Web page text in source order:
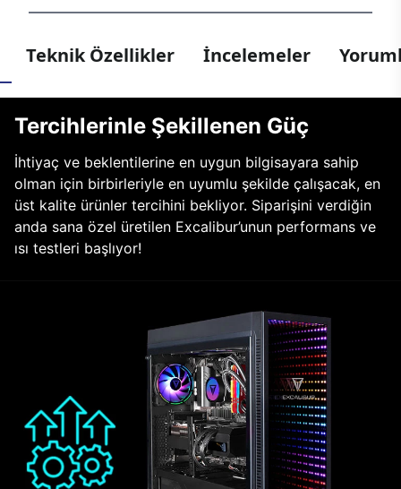
Teknik Özellikler İncelemeler
Tercihlerinle Şekillenen Güç
İhtiyaç ve beklentilerine en uygun bilgisayara sahip
olman için birbirleriyle en uyumlu şekilde çalışacak, en
üst kalite ürünler tercihini bekliyor. Siparişini verdiğin
anda sana özel üretilen Excalibur’unun performans ve
ısı testleri başlıyor!